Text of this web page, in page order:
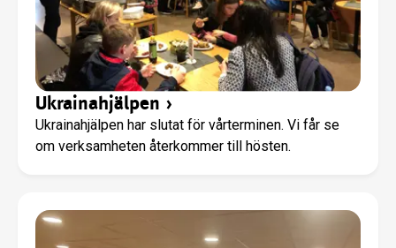
Ukrainahjälpen ›
Ukrainahjälpen har slutat för vårterminen. Vi får se
om verksamheten återkommer till hösten.